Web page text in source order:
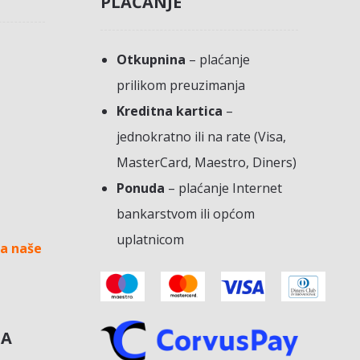
naše
Otkupnina – plaćanje
prilikom preuzimanja
Kreditna kartica –
jednokratno ili na rate (Visa,
MasterCard, Maestro, Diners)
Ponuda – plaćanje Internet
bankarstvom ili općom
uplatnicom